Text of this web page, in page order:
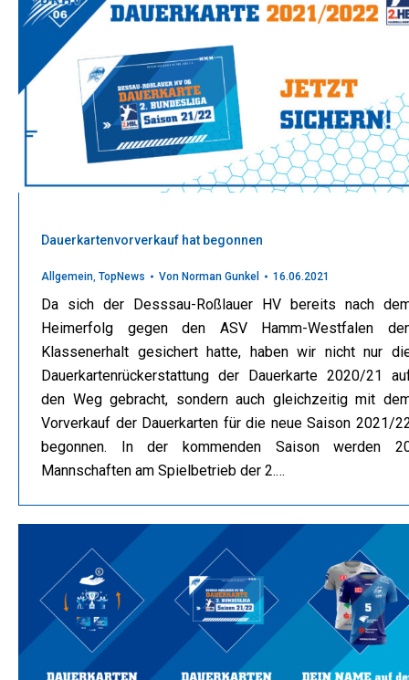
Dauerkartenvorverkauf hat begonnen
Allgemein, TopNews Von Norman Gunkel 16.06.2021
Da sich der Desssau-Roßlauer HV bereits nach
Heimerfolg gegen den ASV Hamm-Westfalen
Klassenerhalt gesichert hatte, haben wir nicht nur
Dauerkartenrückerstattung der Dauerkarte 2020/21
den Weg gebracht, sondern auch gleichzeitig mit
Vorverkauf der Dauerkarten für die neue Saison 2021/
begonnen. In der kommenden Saison werden
Mannschaften am Spielbetrieb der 2.…